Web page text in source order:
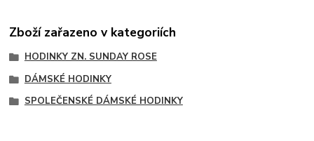
Zboží zařazeno v kategoriích
HODINKY ZN. SUNDAY ROSE
DÁMSKÉ HODINKY
SPOLEČENSKÉ DÁMSKÉ HODINKY